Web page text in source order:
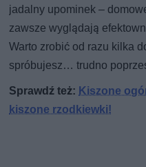
jadalny upominek –
zawsze wyglądają
Warto zrobić od razu kilka
spróbujesz… trudno
Sprawdź też: Kiszone
kiszone rzodkiewki!